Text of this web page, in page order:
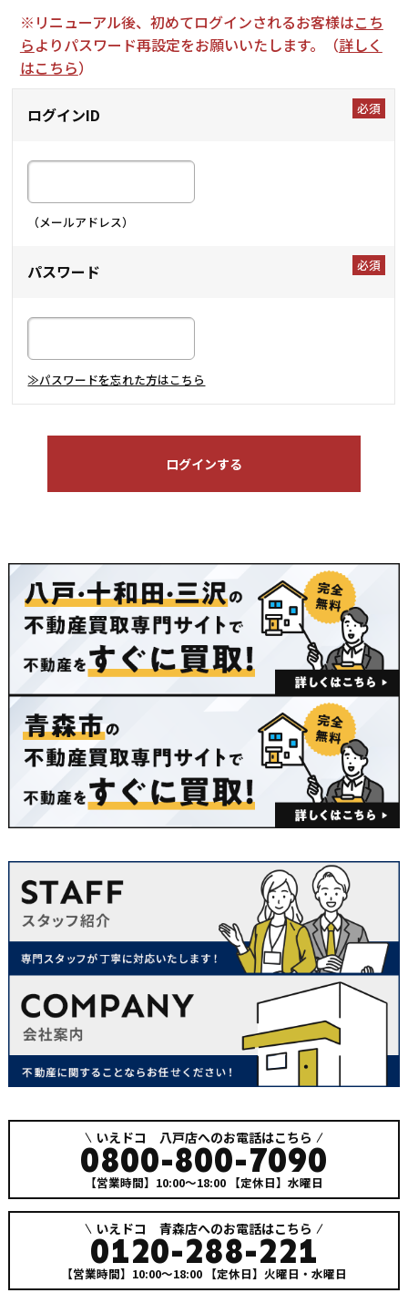
※リニューアル後、初めてログインされるお客様はこち
らよりパスワード再設定をお願いいたします。（詳しく
はこちら）
ログインID
（メールアドレス）
パスワード
≫パスワードを忘れた方はこちら
いえドコ 八戸店へのお電話はこちら
0800-800-7090
【営業時間】10:00～18:00 【定休日】水曜日
いえドコ 青森店へのお電話はこちら
0120-288-221
【営業時間】10:00～18:00 【定休日】火曜日・水曜日